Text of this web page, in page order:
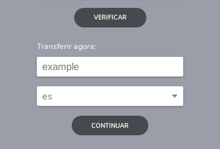
VERIFICAR
Transferir agora:
CONTINUAR